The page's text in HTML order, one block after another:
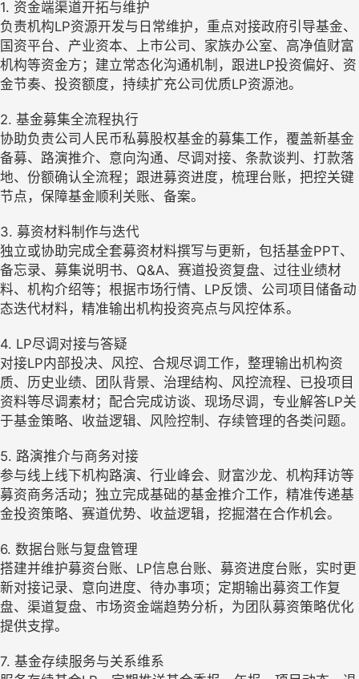
1. 资金端渠道开拓与维护
负责机构LP资源开发与日常维护，重点对接政府引导基金、
国资平台、产业资本、上市公司、家族办公室、高净值财富
机构等资金方；建立常态化沟通机制，跟进LP投资偏好、资
金节奏、投资额度，持续扩充公司优质LP资源池。
2. 基金募集全流程执行
协助负责公司人民币私募股权基金的募集工作，覆盖新基金
备募、路演推介、意向沟通、尽调对接、条款谈判、打款落
地、份额确认全流程；跟进募资进度，梳理台账，把控关键
节点，保障基金顺利关账、备案。
3. 募资材料制作与迭代
独立或协助完成全套募资材料撰写与更新，包括基金PPT、
备忘录、募集说明书、Q&A、赛道投资复盘、过往业绩材
料、机构介绍等；根据市场行情、LP反馈、公司项目储备动
态迭代材料，精准输出机构投资亮点与风控体系。
4. LP尽调对接与答疑
对接LP内部投决、风控、合规尽调工作，整理输出机构资
质、历史业绩、团队背景、治理结构、风控流程、已投项目
资料等尽调素材；配合完成访谈、现场尽调，专业解答LP关
于基金策略、收益逻辑、风险控制、存续管理的各类问题。
5. 路演推介与商务对接
参与线上线下机构路演、行业峰会、财富沙龙、机构拜访等
募资商务活动；独立完成基础的基金推介工作，精准传递基
金投资策略、赛道优势、收益逻辑，挖掘潜在合作机会。
6. 数据台账与复盘管理
搭建并维护募资台账、LP信息台账、募资进度台账，实时更
新对接记录、意向进度、待办事项；定期输出募资工作复
盘、渠道复盘、市场资金端趋势分析，为团队募资策略优化
提供支撑。
7. 基金存续服务与关系维系